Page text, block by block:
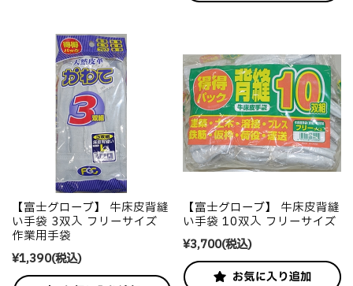
【富士グローブ】 牛床皮背縫
い手袋 3双入 フリーサイズ
作業用手袋
¥1,390(税込)
【富士グローブ】 牛床皮背縫
い手袋 10双入 フリーサイズ
¥3,700(税込)